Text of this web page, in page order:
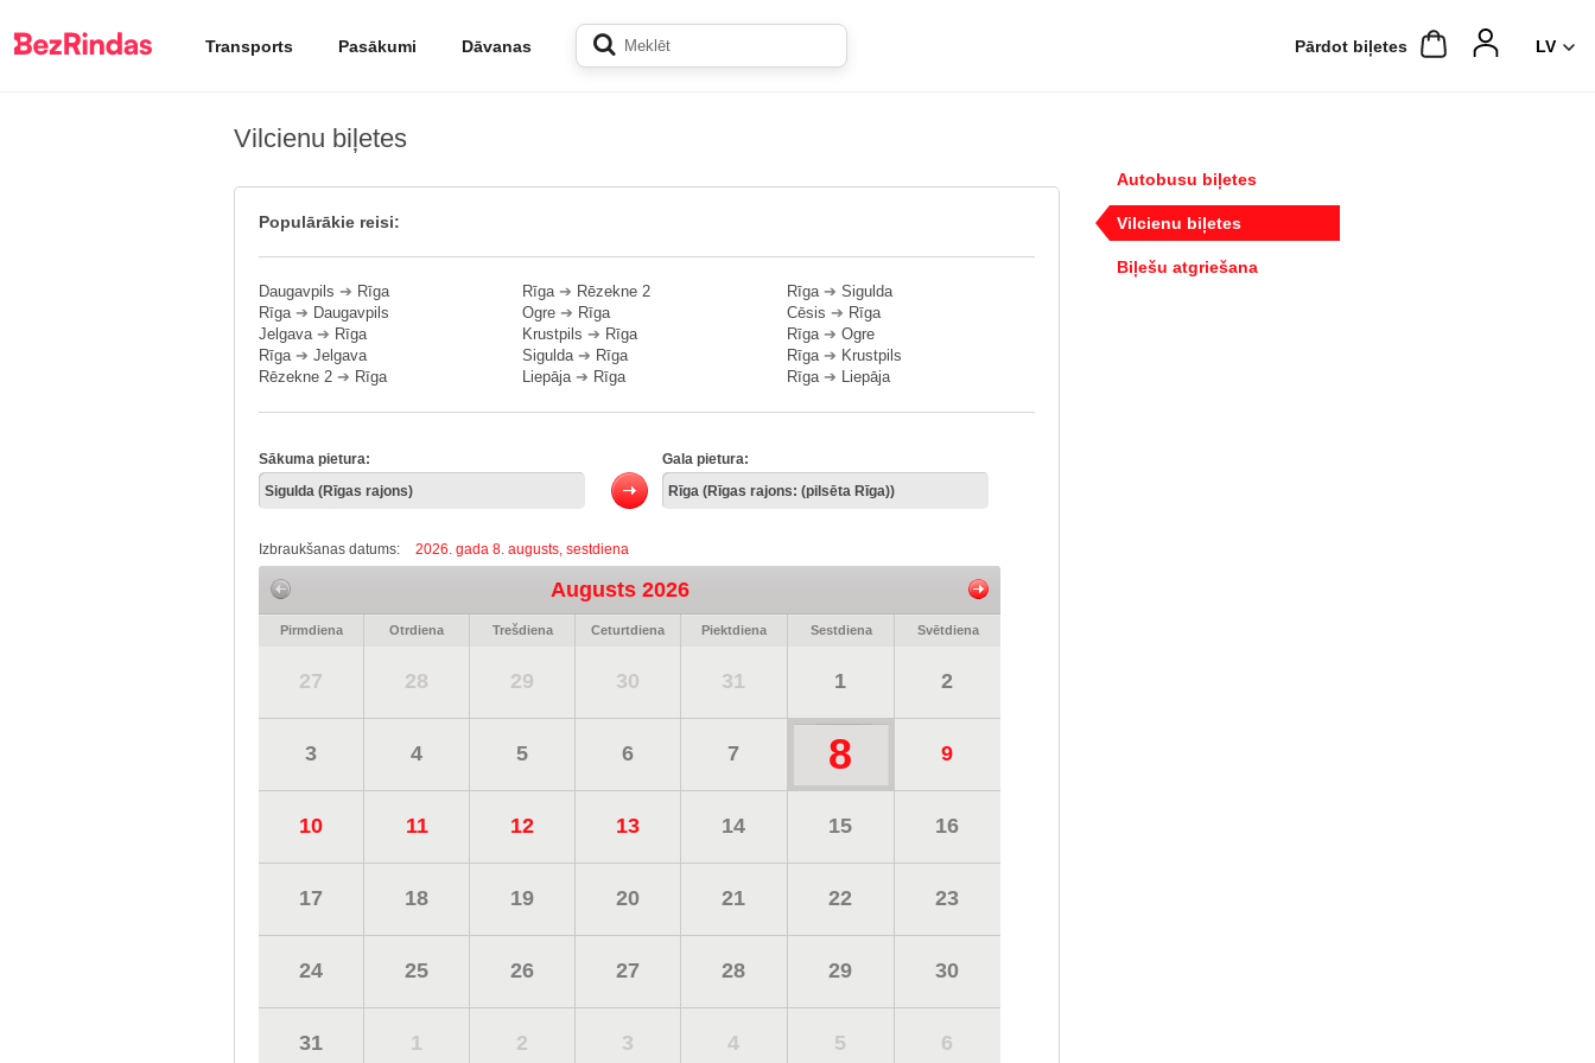
Transports Pasākumi Dāvanas Pārdot biļetes
Vilcienu biļetes
Populārākie reisi:
Daugavpils ➔ Rīga
Rīga➔ Daugavpils
Jelgava➔ Rīga
Rīga➔ Jelgava
Rēzekne 2 ➔ Rīga
Rīga➔ Rēzekne 2
Ogre ➔ Rīga
Krustpils ➔ Rīga
Sigulda➔ Rīga
Liepāja➔ Rīga
Rīga➔ Sigulda
Cēsis ➔ Rīga
Rīga➔ Ogre
Rīga➔ Krustpils
Rīga➔ Liepāja
Sākuma pietura: Gala pietura:
Izbraukšanas datums: 2026. gada 8. augusts, sestdiena
Augusts 2026
Pirmdiena Otrdiena Trešdiena Ceturtdiena Piektdiena Sestdiena Svētdiena
27 28 29 30 31 1 2
3 4 5 6 7 8 9
10 11 12 13 14 15 16
17 18 19 20 21 22 23
24 25 26 27 28 29 30
31 1 2 3 4 5 6
Autobusu biļetes
Vilcienu biļetes
Biļešu atgriešana